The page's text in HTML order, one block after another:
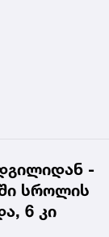
-
სროლის
6 კი